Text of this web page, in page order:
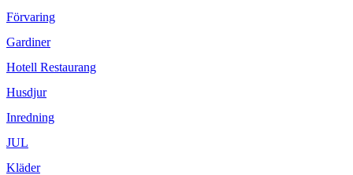
Förvaring
Gardiner
Hotell Restaurang
Husdjur
Inredning
JUL
Kläder